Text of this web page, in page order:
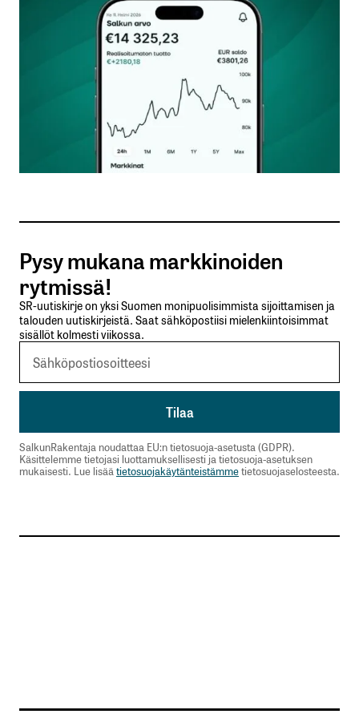
Kommentti*
Nimesi tai nimimerkkisi
Sähköpostiosoitteesi
Tilaa SalkunRakentajan uutiskirje
Lähetä kommentti
Pysy mukana markkinoiden
rytmissä!
SR-uutiskirje on yksi Suomen monipuolisimmista sijoittamisen ja
talouden uutiskirjeistä. Saat sähköpostiisi mielenkiintoisimmat
sisällöt kolmesti viikossa.
SalkunRakentaja noudattaa EU:n tietosuoja-asetusta (GDPR).
Käsittelemme tietojasi luottamuksellisesti ja tietosuoja-asetuksen
mukaisesti. Lue lisää tietosuojakäytänteistämmetietosuojaselosteesta.